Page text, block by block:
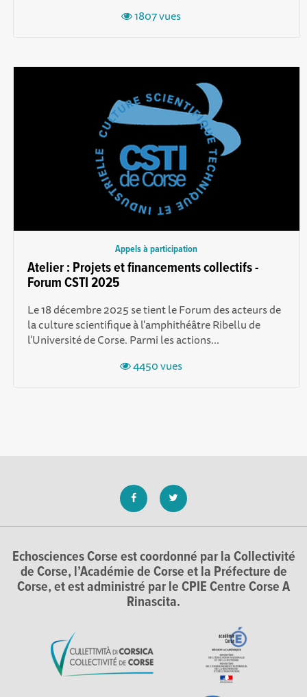
1807 vues
Appels à participation
Atelier : Projets et financements collectifs -
Forum CSTI 2025
Le 18 décembre 2025 se tient le Forum des acteurs de
la culture scientifique à l'amphithéâtre Ribellu de
l'Université de Corse. Parmi les actions...
4450 vues
Echosciences Corse est coordonné par la Collectivité
de Corse, l’Académie de Corse et la Préfecture de
Corse, et est administré par le CPIE Centre Corse A
Rinascita.